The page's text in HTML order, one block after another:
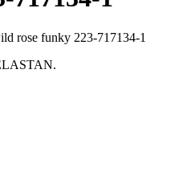
rose funky 223-717134-1